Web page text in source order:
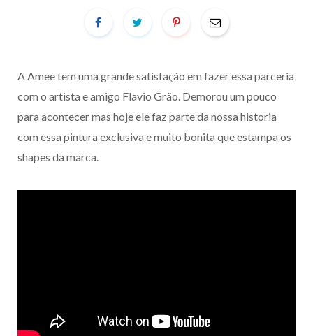
A Amee tem uma grande satisfação em fazer essa parceria
com o artista e amigo Flavio Grão. Demorou um pouco
para acontecer mas hoje ele faz parte da nossa historia
com essa pintura exclusiva e muito bonita que estampa os
shapes da marca.